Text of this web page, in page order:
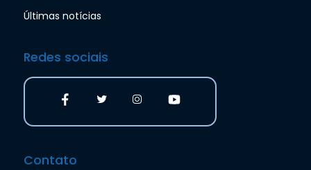
Últimas notícias
Redes sociais
Contato